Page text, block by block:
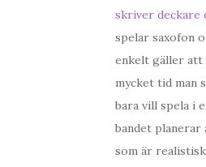
skriver deckare
spelar saxofon
enkelt gäller att
mycket tid man
bara vill spela i
bandet planerar
som är